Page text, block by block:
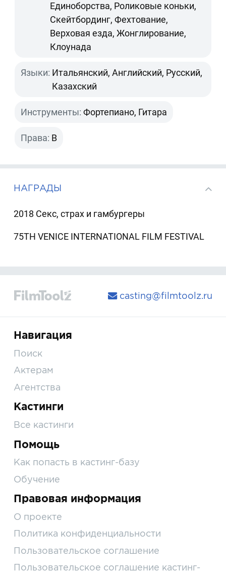
Единоборства, Роликовые коньки,
Скейтбординг, Фехтование,
Верховая езда, Жонглирование,
Клоунада
Языки: Итальянский, Английский, Русский,
Казахский
Инструменты: Фортепиано, Гитара
Права: B
НАГРАДЫ
2018 Секс, страх и гамбургеры
75TH VENICE INTERNATIONAL FILM FESTIVAL
casting@filmtoolz.ru
Навигация
Поиск
Актерам
Агентства
Кастинги
Все кастинги
Помощь
Как попасть в кастинг-базу
Обучение
Правовая информация
О проекте
Политика конфиденциальности
Пользовательское соглашение
Пользовательское соглашение кастинг-